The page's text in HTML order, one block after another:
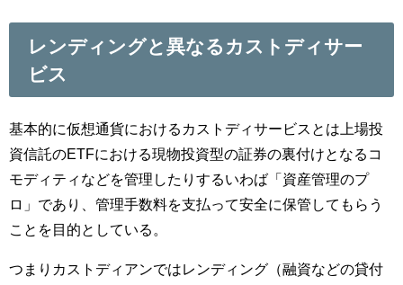
レンディングと異なるカストディサー
ビス
基本的に仮想通貨におけるカストディサービスとは上場投
資信託のETFにおける現物投資型の証券の裏付けとなるコ
モディティなどを管理したりするいわば「資産管理のプ
ロ」であり、管理手数料を支払って安全に保管してもらう
ことを目的としている。
つまりカストディアンではレンディング（融資などの貸付